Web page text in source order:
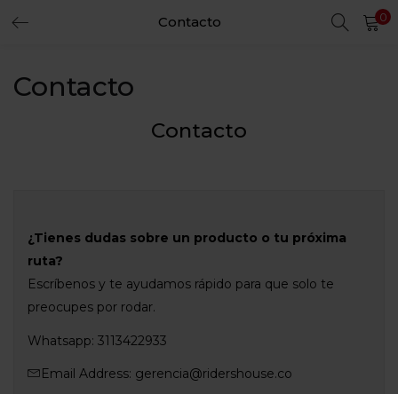
Contacto 0
Contacto
Contacto
¿Tienes dudas sobre un producto o tu próxima
ruta?
Escríbenos y te ayudamos rápido para que solo te
preocupes por rodar.
Whatsapp: 3113422933
Email Address: gerencia@ridershouse.co
REGISTER
Enter your username and password to login.